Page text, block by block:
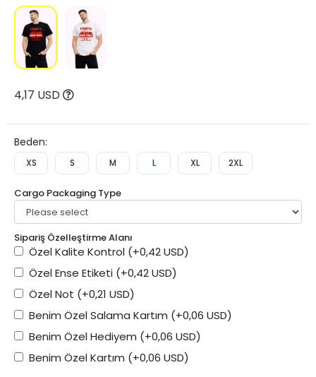
4,17 USD
Beden:
XS S M L XL 2XL
Cargo Packaging Type
Sipariş Özelleştirme Alanı
Özel Kalite Kontrol (+0,42 USD)
Özel Ense Etiketi (+0,42 USD)
Özel Not (+0,21 USD)
Benim Özel Salama Kartım (+0,06 USD)
Benim Özel Hediyem (+0,06 USD)
Benim Özel Kartım (+0,06 USD)